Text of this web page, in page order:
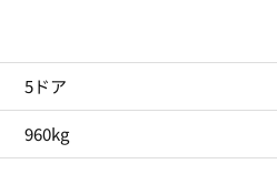
5ドア
960kg